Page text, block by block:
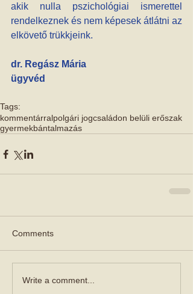
akik nulla pszichológiai ismerettel
rendelkeznek és nem képesek átlátni az
elkövető trükkjeink.
dr. Regász Mária
ügyvéd
Tags:
kommentárralpolgári jogcsaládon belüli erőszak
gyermekbántalmazás
Comments
Write a comment...